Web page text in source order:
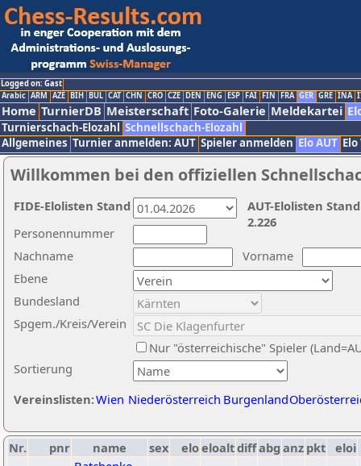
Logged on: Gast
Arabic ARM AZE BIH BUL CAT CHN CRO CZE DEN ENG ESP FAI FIN FRA GER GRE INA
Home TurnierDB Meisterschaft Foto-Galerie Meldekartei
Turnierschach-Elozahl Schnellschach-Elozahl
Allgemeines Turnier anmelden: AUT Spieler anmelden Elo AUT
Willkommen bei den offiziellen
Nachname
Vorname
Ebene
Sortierung
Personennummer
Bundesland
Spgem./Kreis/Verein
Nur "österreichische" Spieler
Vereinslisten:Wien Niederösterreich Burgenland
AUT-Elolisten
2.226
FIDE-Elolisten Stand
Nr. pnr name sex eloeloaltdiffabg anz pkt eloi